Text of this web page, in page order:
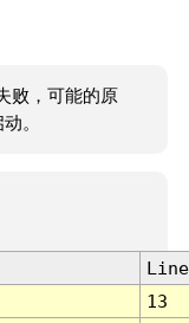
败，可能的原
。
Line
13